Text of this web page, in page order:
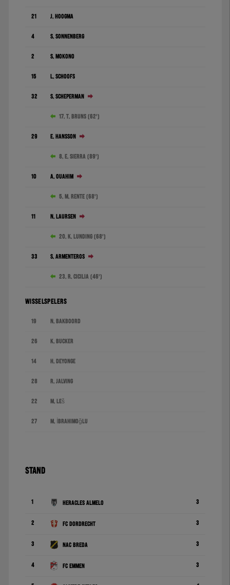
21 J. Hoogma
4 S. Sonnenberg
2 S. Mokono
15 L. Schoofs
32 S. Scheperman
17. T. Bruns (62')
29 E. Hansson
8. E. Sierra (89')
10 A. Ouahim
5. M. Rente (68')
11 N. Laursen
20. K. Lunding (68')
33 S. Armenteros
23. R. Cicilia (46')
WISSELSPELERS
19 N. Bakboord
26 K. Bucker
14 H. Deyonge
28 R. Jalving
22 M. Leš
27 M. İbrahimoğlu
STAND
1 Heracles Almelo 3
2 FC Dordrecht 3
3 NAC Breda 3
4 FC Emmen 3